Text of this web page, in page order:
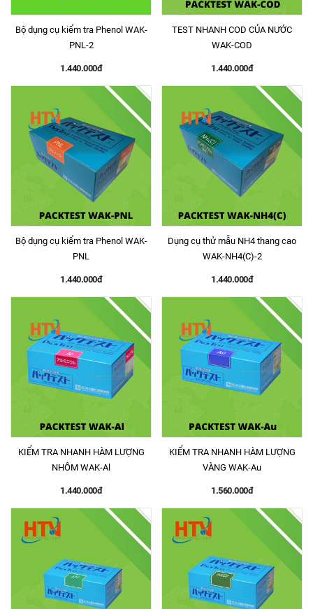
Bộ dụng cụ kiểm tra Phenol WAK-
PNL-2
1.440.000đ
TEST NHANH COD CỦA NƯỚC
WAK-COD
1.440.000đ
Bộ dụng cụ kiểm tra Phenol WAK-
PNL
1.440.000đ
Dụng cụ thử mẫu NH4 thang cao
WAK-NH4(C)-2
1.440.000đ
KIỂM TRA NHANH HÀM LƯỢNG
NHÔM WAK-Al
1.440.000đ
KIỂM TRA NHANH HÀM LƯỢNG
VÀNG WAK-Au
1.560.000đ